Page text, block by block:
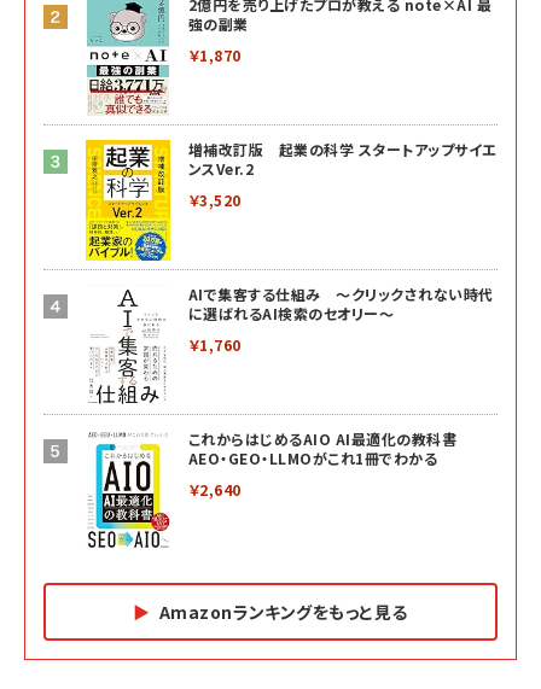
2億円を売り上げたプロが教える note×AI 最
強の副業
￥1,870
増補改訂版 起業の科学 スタートアップサイエ
ンスVer.2
￥3,520
AIで集客する仕組み ～クリックされない時代
に選ばれるAI検索のセオリー～
￥1,760
これからはじめるAIO AI最適化の教科書
AEO・GEO・LLMOがこれ1冊でわかる
￥2,640
Amazonランキングをもっと見る